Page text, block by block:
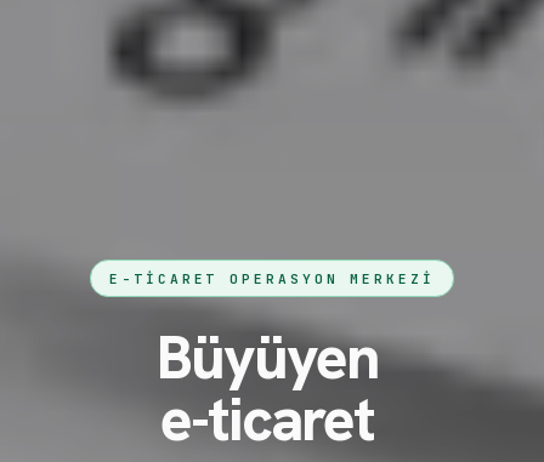
E-TICARET OPERASYON MERKEZI
Büyüyen
e-ticaret